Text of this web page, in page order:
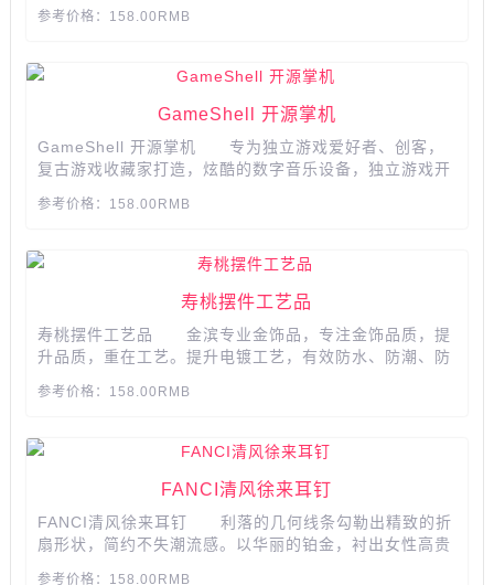
参考价格：158.00RMB
GameShell 开源掌机
GameShell 开源掌机 专为独立游戏爱好者、创客，
复古游戏收藏家打造，炫酷的数字音乐设备，独立游戏开
派，高度开发的软硬件...
参考价格：158.00RMB
寿桃摆件工艺品
寿桃摆件工艺品 金滨专业金饰品，专注金饰品质，提
升品质，重在工艺。提升电镀工艺，有效防水、防潮、防
参考价格：158.00RMB
​​​​​​​FANCI清风徐来耳钉
FANCI清风徐来耳钉 利落的几何线条勾勒出精致的折
扇形状，简约不失潮流感。以华丽的铂金，衬出女性高贵
参考价格：158.00RMB